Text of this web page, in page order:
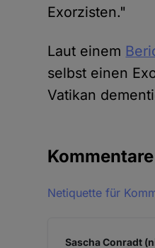
Exorzisten."
Laut einem
selbst einen
Vatikan
Kommentare
Netiquette für
Sascha Conradt